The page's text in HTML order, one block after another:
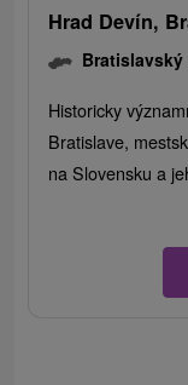
Hrad Devín,
Bratislavský
Historicky
Bratislave,
na Slovensku a